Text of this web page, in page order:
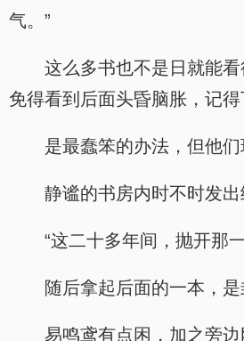
气。”
这么多书也不是日就能
免得看到后面头昏脑胀，记得
是最蠢笨的办法，但他们
静谧的书房内时不时发
“这二十多年间，抛开那
随后拿起后面的一本，
易鸣鸢有点困，加之旁